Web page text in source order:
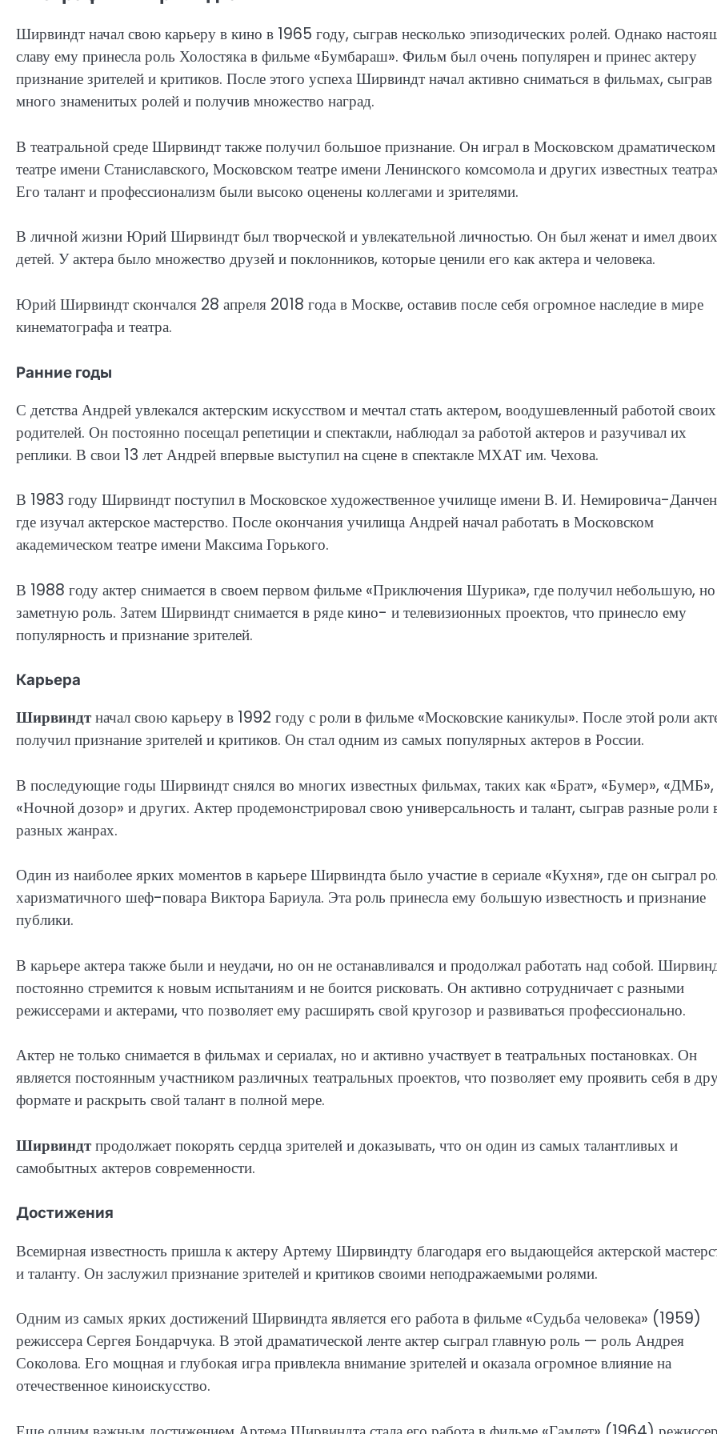
Ширвиндт начал свою карьеру в кино в 1965 году, сыграв несколько эпизодических ролей. Однако
славу ему принесла роль Холостяка в фильме «Бумбараш». Фильм был очень популярен и принес актеру
признание зрителей и критиков. После этого успеха Ширвиндт начал активно сниматься в фильмах, сыграв
много знаменитых ролей и получив множество наград.
В театральной среде Ширвиндт также получил большое признание. Он играл в Московском драматическом
театре имени Станиславского, Московском театре имени Ленинского комсомола и других известных
Его талант и профессионализм были высоко оценены коллегами и зрителями.
В личной жизни Юрий Ширвиндт был творческой и увлекательной личностью. Он был женат и имел двоих
детей. У актера было множество друзей и поклонников, которые ценили его как актера и человека.
Юрий Ширвиндт скончался 28 апреля 2018 года в Москве, оставив после себя огромное наследие в мире
кинематографа и театра.
Ранние годы
С детства Андрей увлекался актерским искусством и мечтал стать актером, воодушевленный работой своих
родителей. Он постоянно посещал репетиции и спектакли, наблюдал за работой актеров и разучивал их
реплики. В свои 13 лет Андрей впервые выступил на сцене в спектакле МХАТ им. Чехова.
В 1983 году Ширвиндт поступил в Московское художественное училище имени В. И. Немировича-
где изучал актерское мастерство. После окончания училища Андрей начал работать в Московском
академическом театре имени Максима Горького.
В 1988 году актер снимается в своем первом фильме «Приключения Шурика», где получил небольшую, но
заметную роль. Затем Ширвиндт снимается в ряде кино- и телевизионных проектов, что принесло ему
популярность и признание зрителей.
Карьера
Ширвиндтначал свою карьеру в 1992 году с роли в фильме «Московские каникулы». После этой роли
получил признание зрителей и критиков. Он стал одним из самых популярных актеров в России.
В последующие годы Ширвиндт снялся во многих известных фильмах, таких как «Брат», «Бумер», «ДМБ»,
«Ночной дозор» и других. Актер продемонстрировал свою универсальность и талант, сыграв разные роли
разных жанрах.
Один из наиболее ярких моментов в карьере Ширвиндта было участие в сериале «Кухня», где он сыграл
харизматичного шеф-повара Виктора Бариула. Эта роль принесла ему большую известность и признание
публики.
В карьере актера также были и неудачи, но он не останавливался и продолжал работать над собой.
постоянно стремится к новым испытаниям и не боится рисковать. Он активно сотрудничает с разными
режиссерами и актерами, что позволяет ему расширять свой кругозор и развиваться профессионально.
Актер не только снимается в фильмах и сериалах, но и активно участвует в театральных постановках. Он
является постоянным участником различных театральных проектов, что позволяет ему проявить себя в
формате и раскрыть свой талант в полной мере.
Ширвиндтпродолжает покорять сердца зрителей и доказывать, что он один из самых талантливых и
самобытных актеров современности.
Достижения
Всемирная известность пришла к актеру Артему Ширвиндту благодаря его выдающейся актерской
и таланту. Он заслужил признание зрителей и критиков своими неподражаемыми ролями.
Одним из самых ярких достижений Ширвиндта является его работа в фильме «Судьба человека» (1959)
режиссера Сергея Бондарчука. В этой драматической ленте актер сыграл главную роль — роль Андрея
Соколова. Его мощная и глубокая игра привлекла внимание зрителей и оказала огромное влияние на
отечественное киноискусство.